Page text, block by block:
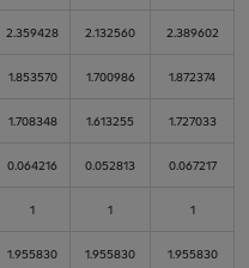
2.359428 2.132560 2.389602
1.853570 1.700986 1.872374
1.708348 1.613255 1.727033
0.064216 0.052813 0.067217
1 1 1
1.955830 1.955830 1.955830